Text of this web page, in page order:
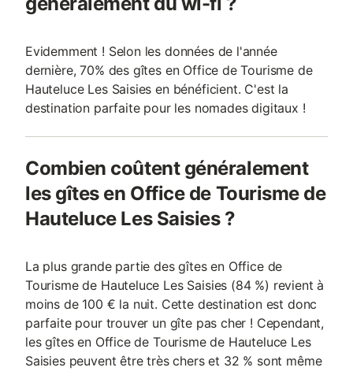
Evidemment ! Selon les données de l'année
dernière, 70% des gîtes en Office de Tourisme de
Hauteluce Les Saisies en bénéficient. C'est la
destination parfaite pour les nomades digitaux !
Combien coûtent généralement
les gîtes en Office de Tourisme de
Hauteluce Les Saisies ?
La plus grande partie des gîtes en Office de
Tourisme de Hauteluce Les Saisies (84 %) revient à
moins de 100 € la nuit. Cette destination est donc
parfaite pour trouver un gîte pas cher ! Cependant,
les gîtes en Office de Tourisme de Hauteluce Les
Saisies peuvent être très chers et 32 % sont même